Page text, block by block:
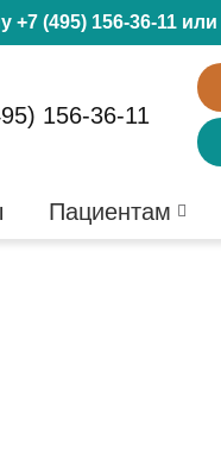
+7 (495) 156-36-11или
156-36-11
Пациентам